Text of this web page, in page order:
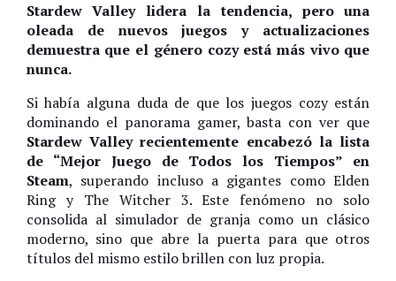
Stardew Valley lidera la tendencia, pero una
oleada de nuevos juegos y actualizaciones
demuestra que el género cozy está más vivo que
nunca.
Si había alguna duda de que los juegos cozy están
dominando el panorama gamer, basta con ver que
Stardew Valley recientemente encabezó la lista
de “Mejor Juego de Todos los Tiempos” en
Steam, superando incluso a gigantes como Elden
Ring y The Witcher 3. Este fenómeno no solo
consolida al simulador de granja como un clásico
moderno, sino que abre la puerta para que otros
títulos del mismo estilo brillen con luz propia.